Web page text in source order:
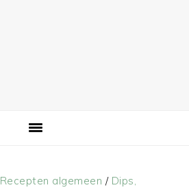
Recepten algemeen / Dips,